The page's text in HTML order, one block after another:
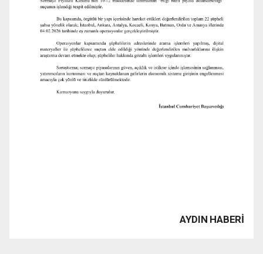
AYDIN HABERİ